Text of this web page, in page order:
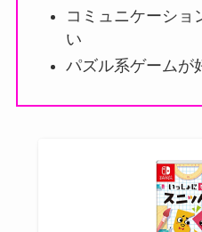
コミュニケーショ
い
パズル系ゲームが